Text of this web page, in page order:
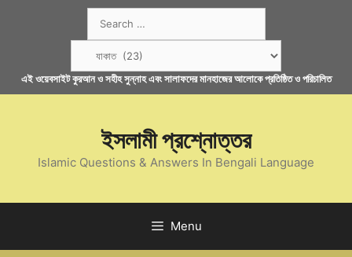
for:
এই ওয়েবসাইট কুরআন ও সহীহ সুন্নাহ এবং সালাফদের মানহাজের আলোকে প্রতিষ্ঠিত ও পরিচালিত
ইসলামী প্রশ্নোত্তর
Islamic Questions & Answers In Bengali Language
Menu